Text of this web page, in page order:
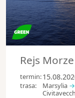
Rejs
termin:
trasa: Marsylia